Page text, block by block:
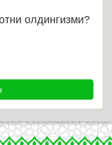
олдингизми?